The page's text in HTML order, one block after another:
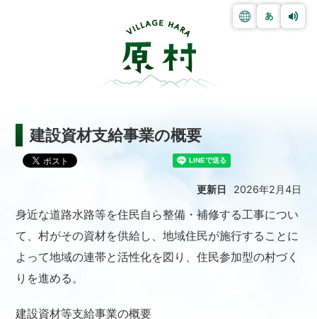
建設資材支給事業の概要
更新日 2026年2月4日
身近な道路水路等を住民自ら整備・補修する工事につい
て、村がその資材を供給し、地域住民が施行することに
よって地域の連帯と活性化を図り、住民参加型の村づく
りを進める。
建設資材等支給事業の概要